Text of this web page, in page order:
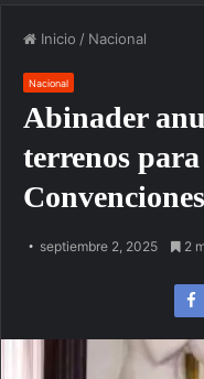
Inicio / Nacional
Nacional
Abinader
terrenos
Convenciones
septiembre 2, 2025 2